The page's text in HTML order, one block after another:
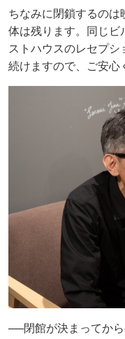
ちなみに閉鎖するのは
体は残ります。同じビ
ストハウスのレセプ
続けますので、ご安心
──閉館が決まってから